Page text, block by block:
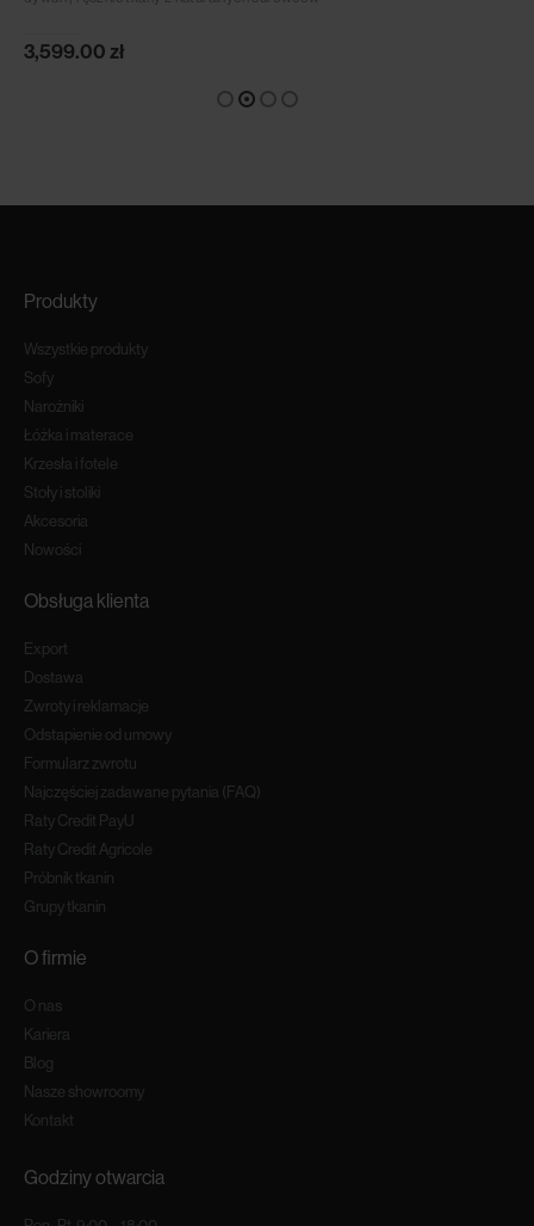
3,599.00 zł
Produkty
Wszystkie produkty
Sofy
Narożniki
Łóżka i materace
Krzesła i fotele
Stoły i stoliki
Akcesoria
Nowości
Obsługa klienta
Export
Dostawa
Zwroty i reklamacje
Odstapienie od umowy
Formularz zwrotu
Najczęściej zadawane pytania (FAQ)
Raty Credit PayU
Raty Credit Agricole
Próbnik tkanin
Grupy tkanin
O firmie
O nas
Kariera
Blog
Nasze showroomy
Kontakt
Godziny otwarcia